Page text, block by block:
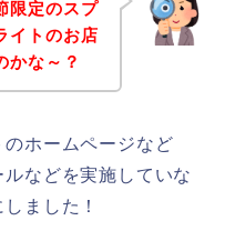
限定のスプ
イトのお店
かな～？
ホームページなど
などを実施していな
ました！